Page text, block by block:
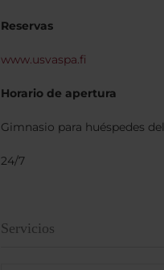
Reservas
www.usvaspa.fi
Horario de apertura
Gimnasio para huéspedes
24/7
Servicios